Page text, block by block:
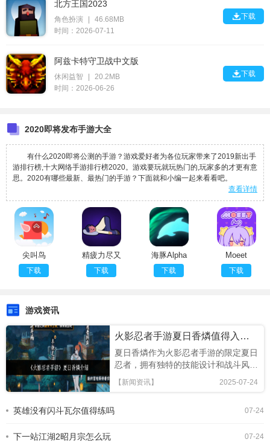
北方王国2023
角色扮演
46.68MB
时间：2026-07-11
下载
阿兹卡特守卫战中文版
休闲益智
20.2MB
时间：2026-06-26
下载
2020即将发布手游大全
有什么2020即将公测的手游？游戏爱好者为各位玩家带来了2019新出手
游排行榜,十大网络手游排行榜2020。游戏要玩就玩热门的,玩家多的才更有意
思。2020有哪些最新、最热门的手游？下面就和小编一起来看看吧。
查看详情
尖叫鸟
下载
精疲力尽又
一天
下载
海豚Alpha
下载
Moeet
下载
游戏资讯
火影忍者手游夏日香燐值得入手吗
夏日香燐作为火影忍者手游的限定夏日
忍者，拥有独特的技能设计和战斗风
格，本文将从技能解析、连招技巧及竞
技场表现全面评估，助你判断是否值得
基础攻击方面，夏日香燐的普攻为五段
主，具备良好的起手能力，第三段下劈
2025-07-24
【新闻资讯】
07-24
英雄没有闪斗瓦尔值得练吗
07-24
下一站江湖2昭月宗怎么玩